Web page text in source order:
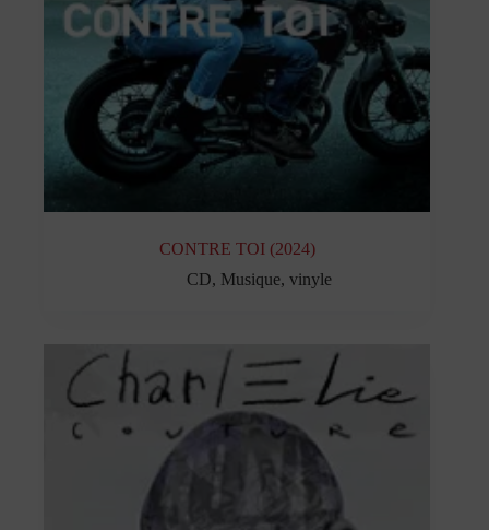
CONTRE TOI (2024)
CD, Musique, vinyle